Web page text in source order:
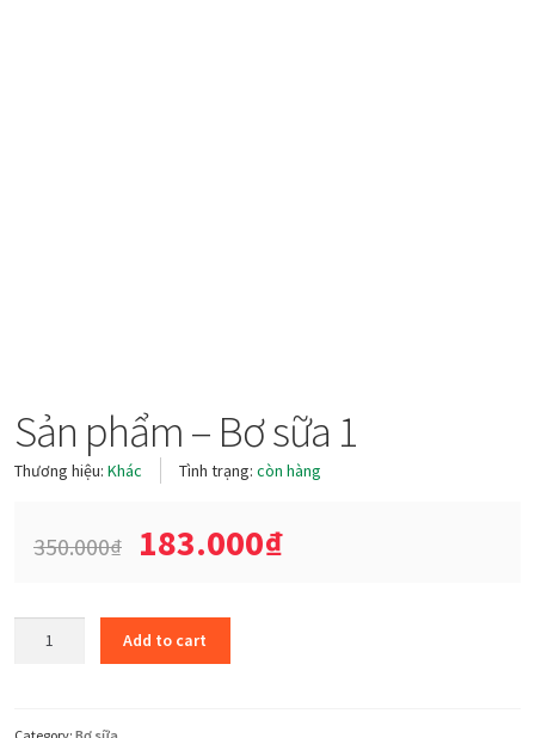
Sản phẩm – Bơ sữa 1
Thương hiệu: Khác Tình trạng: còn hàng
350.000₫ 183.000₫
Add to cart